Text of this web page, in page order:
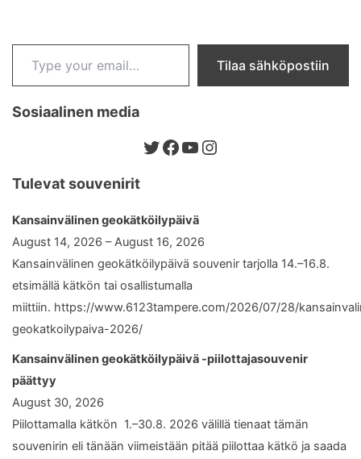
Type your email…
Tilaa sähköpostiin
Sosiaalinen media
Twitter
Facebook
YouTube
Instagram
Tulevat souvenirit
Kansainvälinen geokätköilypäivä
August 14, 2026 – August 16, 2026
Kansainvälinen geokätköilypäivä souvenir tarjolla 14.–16.8.
etsimällä kätkön tai osallistumalla
miittiin. https://www.6123tampere.com/2026/07/28/
geokatkoilypaiva-2026/
Kansainvälinen geokätköilypäivä -piilottajasouvenir
päättyy
August 30, 2026
Piilottamalla kätkön 1.–30.8. 2026 välillä tienaat tämän
souvenirin eli tänään viimeistään pitää piilottaa kätkö ja saada